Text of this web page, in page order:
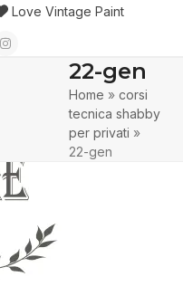
Love Vintage Paint
Instagram
22-gen
Home »corsi
tecnica shabby
per privati »
22-gen